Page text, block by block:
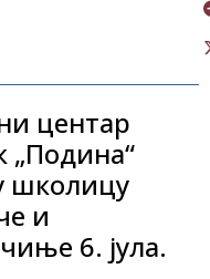
центар
„Подина“
школицу
и
6. јула.